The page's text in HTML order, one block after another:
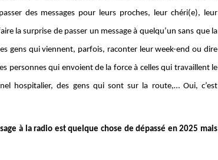
des messages pour leurs proches, leur chéri(e), leur
la surprise de passer un message à quelqu’un sans que la
gens qui viennent, parfois, raconter leur week-end ou dire
personnes qui envoient de la force à celles qui travaillent le
hospitalier, des gens qui sont sur la route,… Oui, c’est
à la radio est quelque chose de dépassé en 2025 mais